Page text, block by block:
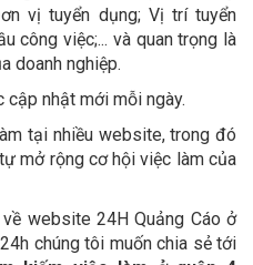
vị tuyển dụng; Vị trí tuyển
công việc;... và quan trọng là
doanh nghiệp.
nhật mới mỗi ngày.
tại nhiều website, trong đó
mở rộng cơ hội việc làm của
website 24H Quảng Cáo ở
chúng tôi muốn chia sẻ tới